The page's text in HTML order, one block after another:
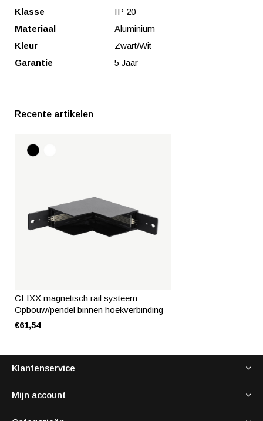
Klasse
IP 20
Materiaal
Aluminium
Kleur
Zwart/Wit
Garantie
5 Jaar
Recente artikelen
CLIXX magnetisch rail systeem -
Opbouw/pendel binnen hoekverbinding
€61,54
Klantenservice
Mijn account